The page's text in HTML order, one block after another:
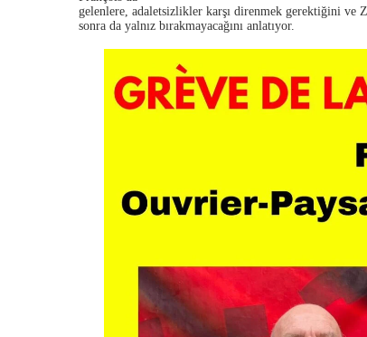
gelenlere, adaletsizlikler karşı direnmek gerektiğini ve
sonra da yalnız bırakmayacağını anlatıyor.